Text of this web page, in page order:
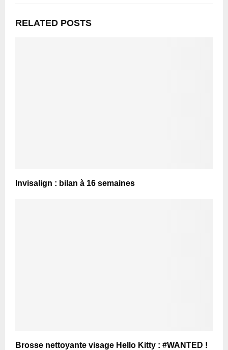
RELATED POSTS
Invisalign : bilan à 16 semaines
Brosse nettoyante visage Hello Kitty : #WANTED !